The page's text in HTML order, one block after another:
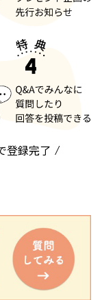
登録完了